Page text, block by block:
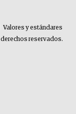
Valores y estándares
reservados.